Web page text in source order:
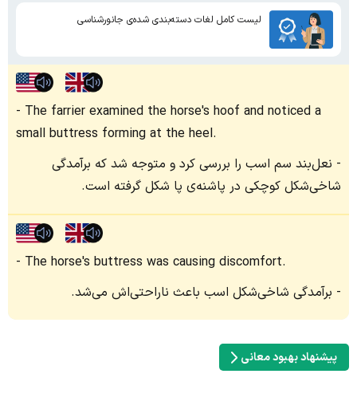
لیست کامل لغات دسته‌بندی شده‌ی جانورشناسی
The farrier examined the horse's hoof and noticed a
small buttress forming at the heel.
نعل‌بند سم اسب را بررسی کرد و متوجه شد که برآمدگی
شاخی‌شکل کوچکی در پاشنه‌ی پا شکل گرفته است.
The horse's buttress was causing discomfort.
برآمدگی شاخی‌شکل اسب باعث ناراحتی‌اش می‌شد.
پیشنهاد بهبود معانی